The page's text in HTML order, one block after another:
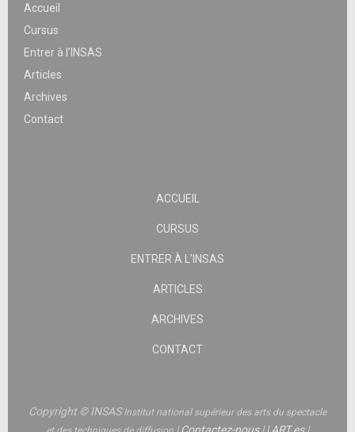
Accueil
Cursus
Entrer à l’INSAS
Articles
Archives
Contact
ACCUEIL
CURSUS
ENTRER À L’INSAS
ARTICLES
ARCHIVES
CONTACT
Copyright © INSASInstitut national supérieur des arts du spectacle
|Contactez-nous||ART.es|